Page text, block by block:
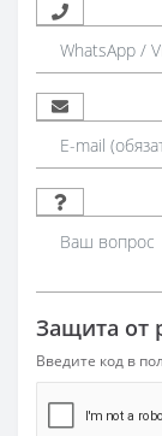
Защита от
Введите код в